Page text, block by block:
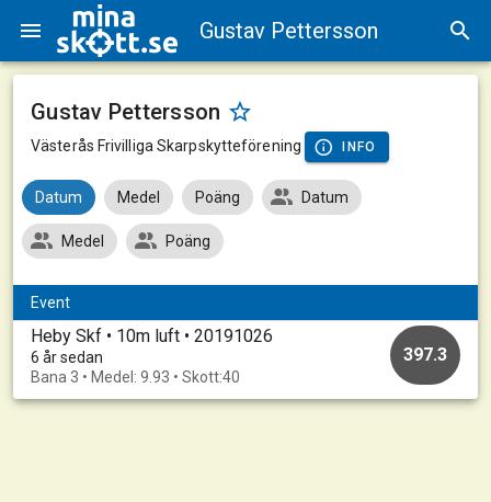
Gustav Pettersson
Gustav Pettersson
Västerås Frivilliga Skarpskytteförening INFO
Datum Medel Poäng Datum
Medel Poäng
Event
Heby Skf • 10m luft • 20191026
6 år sedan
Bana 3 • Medel: 9.93 • Skott:40
397.3